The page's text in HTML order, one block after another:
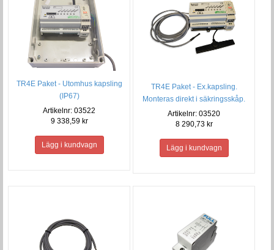
TR4E Paket - Utomhus kapsling
(IP67)
Artikelnr: 03522
9 338,59 kr
TR4E Paket - Ex.kapsling.
Monteras direkt i säkringsskåp.
Artikelnr: 03520
8 290,73 kr